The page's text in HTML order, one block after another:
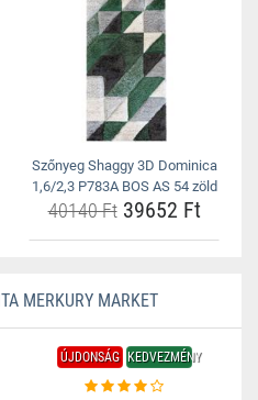
Szőnyeg Shaggy 3D Dominica
1,6/2,3 P783A BOS AS 54 zöld
40140 Ft39652 Ft
MERKURY MARKET
ÚJDONSÁG KEDVEZMÉNY